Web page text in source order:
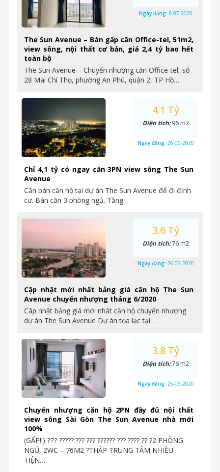
The Sun Avenue – Bán gấp căn Office-tel, 51m2,
view sông, nội thất cơ bản, giá 2,4 tỷ bao hết
toàn bộ
The Sun Avenue – Chuyển nhượng căn Office-tel, số
28 Mai Chí Thọ, phường An Phú, quận 2, TP Hồ…
Ngày đăng: 8-07-2020
Chỉ 4,1 tỷ có ngay căn 3PN view sông The Sun
Avenue
Cần bán căn hộ tại dự án The Sun Avenue để đi định
cư. Bán căn 3 phòng ngủ. Tầng…
4.1 Tỷ
Diện tích:96 m2
Ngày đăng: 26-06-2020
Cập nhật mới nhất bảng giá căn hộ The Sun
Avenue chuyển nhượng tháng 6/2020
Câp nhật bảng giá mới nhất căn hộ chuyển nhượng
dự án The Sun Avenue Dự án tọa lạc tại…
3.6 Tỷ
Diện tích:76 m2
Ngày đăng: 26-06-2020
Chuyển nhượng căn hộ 2PN đầy đủ nội thất
view sông Sài Gòn The Sun Avenue nhà mới
100%
(GẤP‼️) ??́? ????? ??? ??? ?????? ??? ???? ?? ?2 PHÒNG
NGỦ, 2WC – 76M2 ?THÁP TRUNG TÂM NHIỀU
TIỆN…
3.8 Tỷ
Diện tích:76 m2
Ngày đăng: 25-06-2020